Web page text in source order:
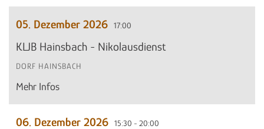
05. Dezember 2026 17:00
KLJB Hainsbach - Nikolausdienst
DORF HAINSBACH
Mehr Infos
06. Dezember 2026 15:30 - 20:00